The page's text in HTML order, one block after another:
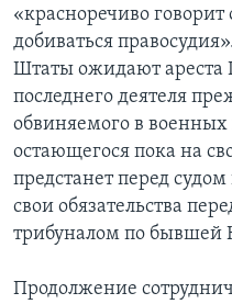
«красноречиво
добиваться
Штаты ожидают ареста
последнего деятеля
обвиняемого в военных
остающегося пока на
предстанет перед
свои обязательства
трибуналом по бывшей
Продолжение